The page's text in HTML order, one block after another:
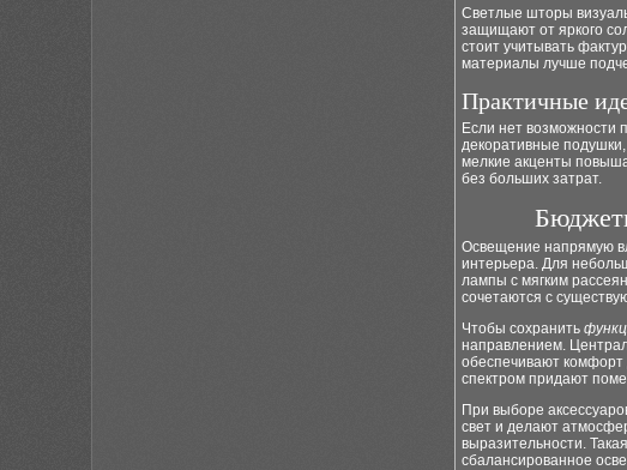
Светлые шторы
защищают от яркого
стоит учитывать
материалы лучше
Практичные
Если нет возможности
декоративные
мелкие акценты
без больших затрат.
Освещение напрямую
интерьера. Для
лампы с мягким
сочетаются с
Чтобы сохранить
направлением.
обеспечивают
спектром придают
При выборе
свет и делают
выразительности.
сбалансированное